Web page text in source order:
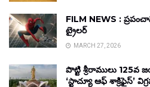
FILM NEWS :
ట్రైలర్
MARCH 27, 2026
పొట్టి శ్రీరాములు
‘స్టాచ్యూ ఆఫ్ శాక్రిఫైస్’